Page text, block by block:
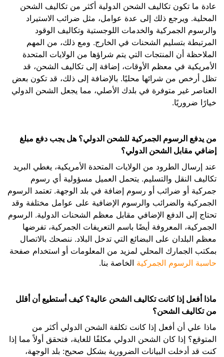
عادة ما تكون تكاليف الشحن الدولية أكثر من تكاليف الشحن
المحلية. ويرجع ذلك إلى عدة عوامل، مثل ضرائب الاستيراد
والرسوم الجمركية والخدمات اللوجستية وتكاليف الوقود
المرتبطة بتسليم الشحنات في الخارج. ومع ذلك، من المهم
الملاحظة أن المنتجات التي يتم شراؤها من الولايات المتحدة
الأمريكية في معظم الأوقات، إضافة إلى تكاليف الشحن، قد
تظل أرخص من شرائها محليًا. بالإضافة إلى ذلك، قد تكون بعض
العناصر غير متوفرة في بلدك الأصلي، مما يجعل الشحن الدولي
خيارًا ضروريًا.
من يدفع الرسوم الجمركية للشحن الدولي؟ هل يجب دفع مبلغ
إضافي مقابل الشحن الدولي؟
عند إرسال الطرود من الولايات المتحدة الأمريكية، يغطي البريد
تكاليف النقل والتسليم. يتحمل العميل مسؤولية أي رسوم
جمركية أو ضرائب أو رسوم إضافة في بلد الوجهة. تعتمد الرسوم
الجمركية والضرائب والرسوم الإضافية على عوامل مختلفة وقد
تحتاج إلى الدفع الإضافي مقابل معظم الشحنات الدولية. الرسوم
الجمركية، المعروفة أيضًا باسم التعريفات الجمركية، تفرضها
معظم البلدان على البضائع التي تدخل البلاد. ننصحك بالاتصال
بمكتب الجمارك المحلي لمزيد من المعلومات أو استخدام صفحة
حاسبة الرسوم الجمركية الخاصة بنا.
ماذا أفعل إذا كانت تكاليف الشحن عالية؟ كيف أستطيع أن أقلل
من تكاليف الشحن؟
ماذا علي أن أفعل إذا كانت تكلفة الشحن الدولي أكثر من
المتوقع؟ إذا كان الشحن الدولي مكلفًا للغاية، فتحقق أولاً مما إذا
كنت قد أدخلت البيانات الضرورية بشكل صحيح: بلد الوجهة،